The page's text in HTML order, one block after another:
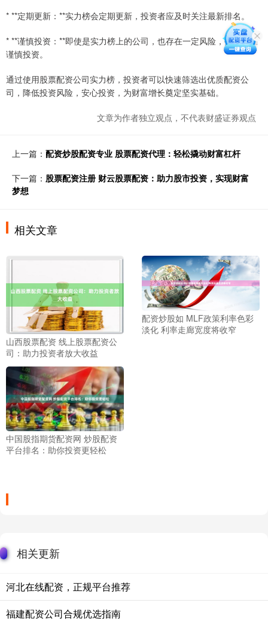
* **定期更新：**实力榜会定期更新，投资者应及时关注最新排名。
* **谨慎投资：**即使是实力榜上的公司，也存在一定风险，投资者应
谨慎投资。
通过使用股票配资公司实力榜，投资者可以快速筛选出优质配资公
司，降低投资风险，安心投资，为财富增长奠定坚实基础。
文章为作者独立观点，不代表财盛证券观点
上一篇： 配资炒股配资专业 股票配资代理：轻松撬动财富杠杆
下一篇： 股票配资注册 财云股票配资：助力股市投资，实现财富
梦想
相关文章
山西股票配资 线上股票配资公
司：助力投资者放大收益
配资炒股如 MLF政策利率色彩
淡化 利率走廊宽度将收窄
中国股指期货配资网 炒股配资
平台排名：助你投资更轻松
相关更新
河北在线配资，正规平台推荐
福建配资公司合规优选指南